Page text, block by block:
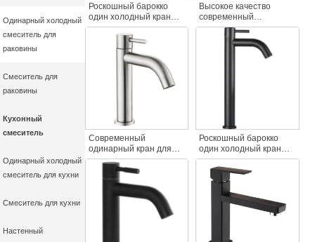
Одинарный холодный
смеситель для
раковины
Смеситель для
раковины
Кухонный
смеситель
Одинарный холодный
смеситель для кухни
Смеситель для кухни
Настенный
Роскошный барокко
один холодный кран
для раковины
фантазии черный
нержавеющая сталь
настенный отель
туалет вращающиеся
смесители для ванной
Высокое качество
современный
нержавеющая сталь
один холодной воды
бассейна кран
настенный монтаж
Современный
одинарный кран для
раковины с холодной
водой Уникальный кран
для раковины из
нержавеющей стали с
матовым никелем для
Классическая раковина
Роскошный барокко
один холодный кран
для раковины хорошее
качество матовый
черный палубе
монтируется 304
нержавеющей стали
одной ручкой один